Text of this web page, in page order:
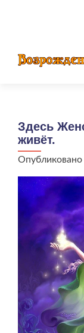
Здесь
живёт.
Опубликовано